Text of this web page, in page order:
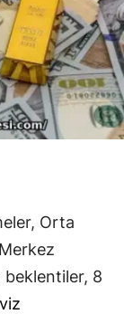
Orta
beklentiler, 8